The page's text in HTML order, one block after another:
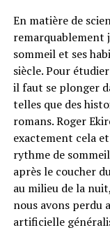
En matière de
remarquablement
sommeil et ses
siècle. Pour
il faut se plonger
telles que des
romans. Roger
exactement cela
rythme de
après le coucher
au milieu de la
nous avons perdu
artificielle